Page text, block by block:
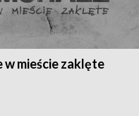
w mieście zaklęte